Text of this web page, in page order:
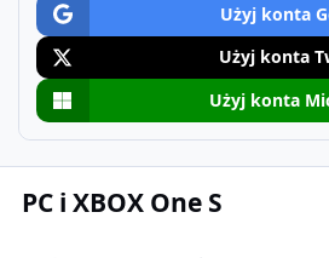
Użyj konta
Użyj konta
Użyj konta
PC i XBOX One S